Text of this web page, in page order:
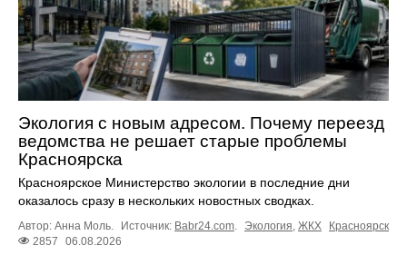
Экология с новым адресом. Почему переезд
ведомства не решает старые проблемы
Красноярска
Красноярское Министерство экологии в последние дни
оказалось сразу в нескольких новостных сводках.
Автор: Анна Моль. Источник: Babr24.com. Экология, ЖКХ
Красноярск
2857
06.08.2026